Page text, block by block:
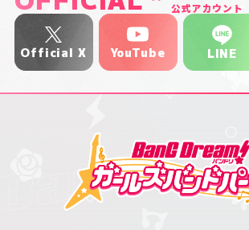
公式アカウント
Official X YouTube LINE